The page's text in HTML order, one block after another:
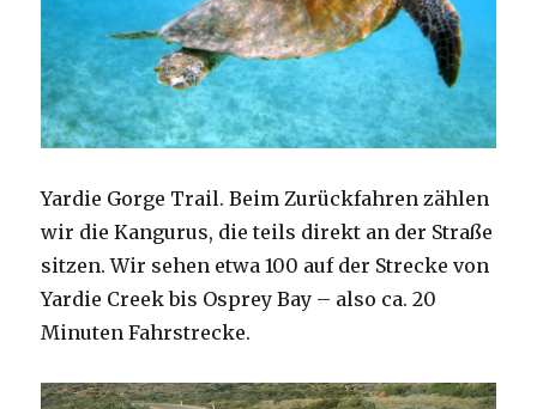
Yardie Gorge Trail. Beim Zurückfahren zählen
wir die Kangurus, die teils direkt an der Straße
sitzen. Wir sehen etwa 100 auf der Strecke von
Yardie Creek bis Osprey Bay – also ca. 20
Minuten Fahrstrecke.